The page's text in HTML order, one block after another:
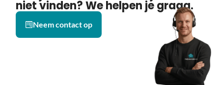
niet vinden? We helpen je graag.
Neem contact op